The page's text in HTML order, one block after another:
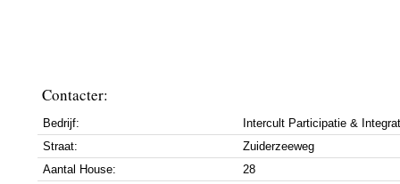
Contacter:
Bedrijf:
Intercult Participatie &
Straat:
Zuiderzeeweg
Aantal House:
28